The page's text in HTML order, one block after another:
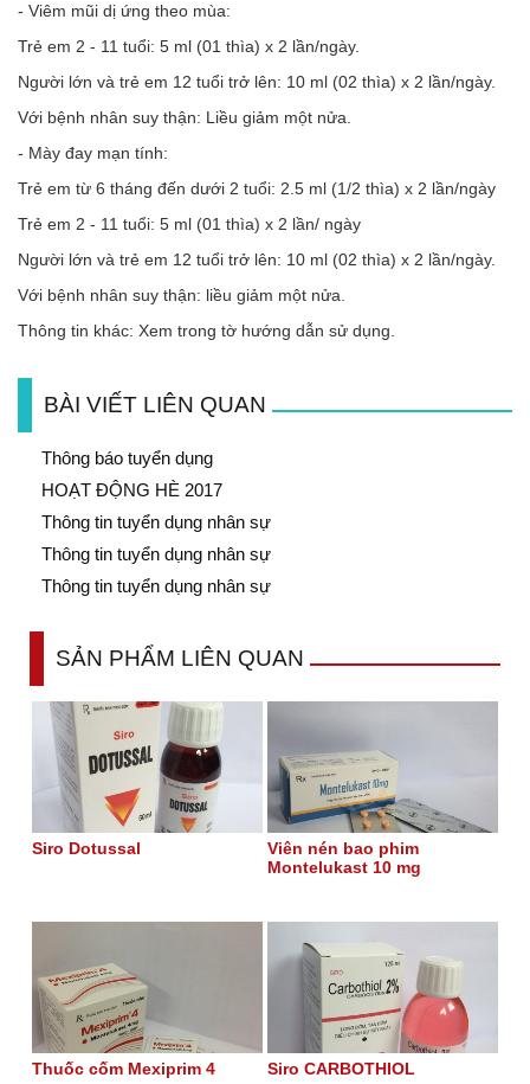
- Viêm mũi dị ứng theo mùa:
Trẻ em 2 - 11 tuổi: 5 ml (01 thìa) x 2 lần/ngày.
Người lớn và trẻ em 12 tuổi trở lên: 10 ml (02 thìa) x 2 lần/ngày.
Với bệnh nhân suy thận: Liều giảm một nửa.
- Mày đay mạn tính:
Trẻ em từ 6 tháng đến dưới 2 tuổi: 2.5 ml (1/2 thìa) x 2 lần/ngày
Trẻ em 2 - 11 tuổi: 5 ml (01 thìa) x 2 lần/ ngày
Người lớn và trẻ em 12 tuổi trở lên: 10 ml (02 thìa) x 2 lần/ngày.
Với bệnh nhân suy thận: liều giảm một nửa.
Thông tin khác: Xem trong tờ hướng dẫn sử dụng.
BÀI VIẾT LIÊN QUAN
Thông báo tuyển dụng
HOẠT ĐỘNG HÈ 2017
Thông tin tuyển dụng nhân sự
Thông tin tuyển dụng nhân sự
Thông tin tuyển dụng nhân sự
SẢN PHẨM LIÊN QUAN
Siro Dotussal
Viên nén bao phim
Montelukast 10 mg
Thuốc cốm Mexiprim 4 Siro CARBOTHIOL